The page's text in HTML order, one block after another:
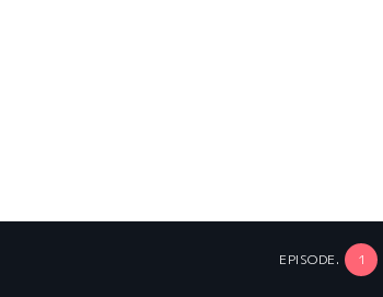
EPISODE. 1